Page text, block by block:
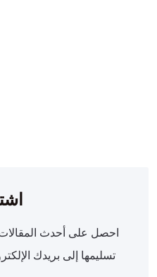
احصل على أحدث المقالات
تسليمها إلى بريدك